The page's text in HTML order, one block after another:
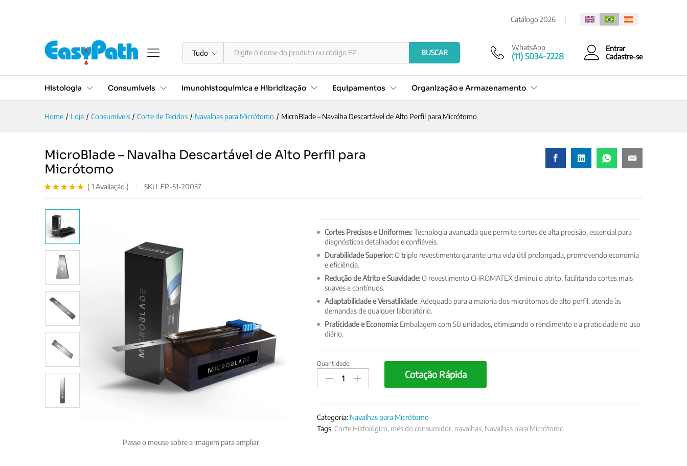
Catálogo 2026
Tudo BUSCAR
WhatsApp
(11) 5034-2228
Entrar
Cadastre-se
Histologia Consumíveis Imunohistoquímica e Hibridização Equipamentos Organização e Armazenamento
Home / Loja / Consumíveis / Corte de Tecidos / Navalhas para Micrótomo / MicroBlade – Navalha Descartável de Alto Perfil para Micrótomo
MicroBlade – Navalha Descartável de Alto Perfil para
Micrótomo
Avaliado
de 5, com
baseado
em
1
avaliação
( 1 Avaliação ) SKU: EP-51-20037
Passe o mouse sobre a imagem para ampliar
Cortes Precisos e Uniformes: Tecnologia avançada que permite cortes de alta precisão, essencial para
diagnósticos detalhados e confiáveis.
Durabilidade Superior: O triplo revestimento garante uma vida útil prolongada, promovendo economia
e eficiência.
Redução de Atrito e Suavidade: O revestimento CHROMATEX diminui o atrito, facilitando cortes mais
suaves e contínuos.
Adaptabilidade e Versatilidade: Adequada para a maioria dos micrótomos de alto perfil, atende às
demandas de qualquer laboratório.
Praticidade e Economia: Embalagem com 50 unidades, otimizando o rendimento e a praticidade no uso
diário.
MicroBlade
Navalha
Alto
Perfil
Quantidade:
Cotação Rápida
Categoria: Navalhas para Micrótomo
Tags:Corte Histológico, mês do consumidor, navalhas, Navalhas para Micrótomo